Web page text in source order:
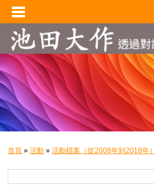
首頁 »活動 »活動檔案（從2008年到2018年）